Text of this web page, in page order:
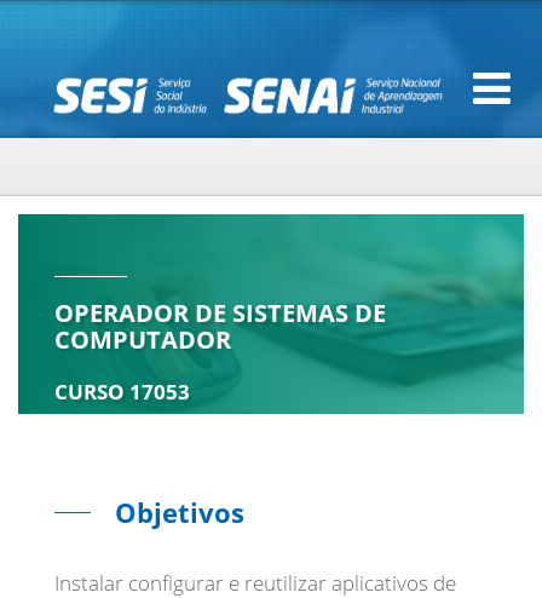
OPERADOR DE SISTEMAS DE
COMPUTADOR
CURSO 17053
Objetivos
Instalar configurar e reutilizar aplicativos de